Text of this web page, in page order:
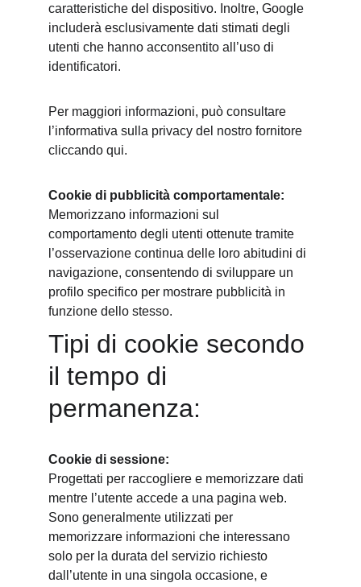
caratteristiche del dispositivo. Inoltre, Google
includerà esclusivamente dati stimati degli
utenti che hanno acconsentito all’uso di
identificatori.
Per maggiori informazioni, può consultare
l’informativa sulla privacy del nostro fornitore
cliccando qui.
Cookie di pubblicità comportamentale:
Memorizzano informazioni sul
comportamento degli utenti ottenute tramite
l’osservazione continua delle loro abitudini di
navigazione, consentendo di sviluppare un
profilo specifico per mostrare pubblicità in
funzione dello stesso.
Tipi di cookie secondo
il tempo di
permanenza:
Cookie di sessione:
Progettati per raccogliere e memorizzare dati
mentre l’utente accede a una pagina web.
Sono generalmente utilizzati per
memorizzare informazioni che interessano
solo per la durata del servizio richiesto
dall’utente in una singola occasione, e